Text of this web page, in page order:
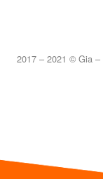
2017 – 2021 © Gia –